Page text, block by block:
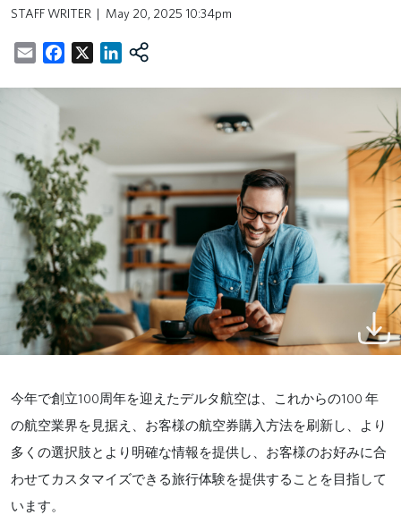
STAFF WRITER May 20, 2025 10:34pm
EmailFacebookLinkedIn
今年で創立100周年を迎えたデルタ航空は、これからの100 年
の航空業界を見据え、お客様の航空券購入方法を刷新し、より
多くの選択肢とより明確な情報を提供し、お客様のお好みに合
わせてカスタマイズできる旅行体験を提供することを目指して
います。